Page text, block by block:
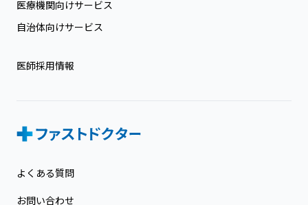
医療機関向けサービス
自治体向けサービス
医師採用情報
よくある質問
お問い合わせ